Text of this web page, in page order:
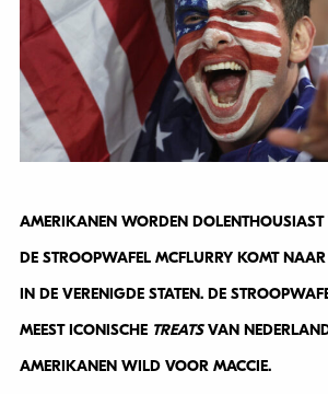
AMERIKANEN WORDEN
DE STROOPWAFEL MCFLURRY KOMT
IN DE VERENIGDE STATEN. DE
MEEST ICONISCHE TREATSVAN
AMERIKANEN WILD VOOR MACCIE.